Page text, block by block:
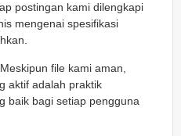
postingan kami dilengkapi
mengenai spesifikasi
Meskipun file kami aman,
aktif adalah praktik
baik bagi setiap pengguna